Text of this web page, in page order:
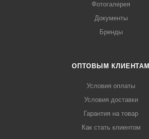
Фотогалерея
Документы
Бренды
ОПТОВЫМ КЛИЕНТАМ
Условия оплаты
Условия доставки
Гарантия на товар
Как стать клиентом